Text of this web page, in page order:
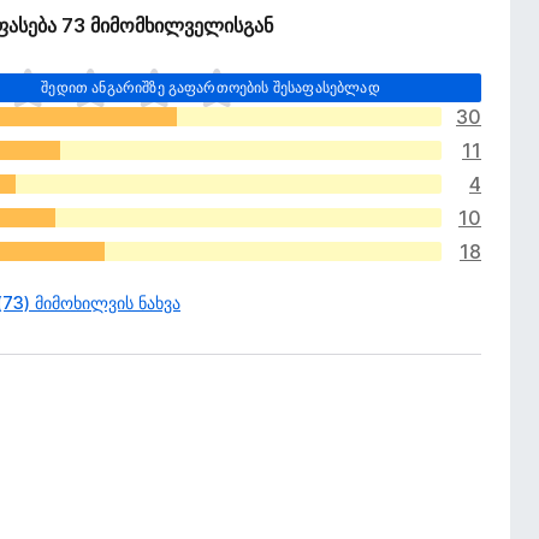
73 მიმომხილველისგან
შედით ანგარიშზე გაფართოების შესაფასებლად
30
11
4
10
18
მიმოხილვის ნახვა